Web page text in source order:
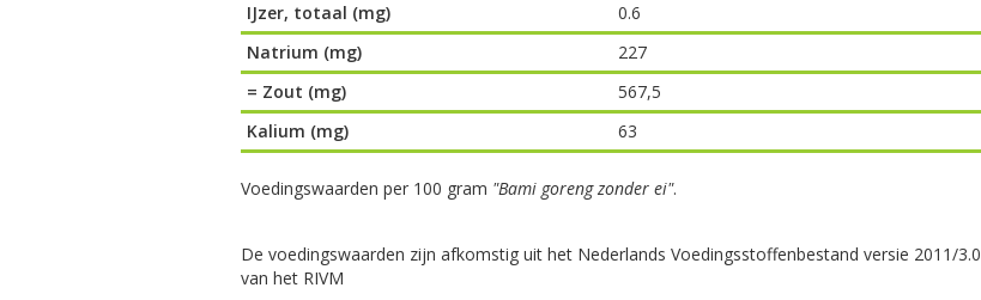
IJzer, totaal (mg)
0.6
Natrium (mg)
227
= Zout (mg)
567,5
Kalium (mg)
63
Voedingswaarden per 100 gram "Bami goreng zonder ei".
De voedingswaarden zijn afkomstig uit het Nederlands Voedingsstoffenbestand versie 2011/3.0
van het RIVM